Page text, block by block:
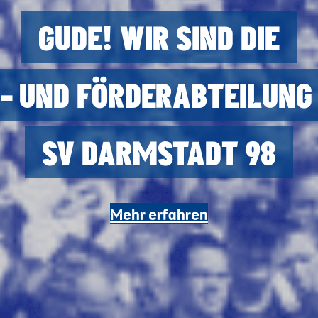
GUDE! WIR SIND DIE
UND
SV DARMSTADT 98
Mehr erfahren